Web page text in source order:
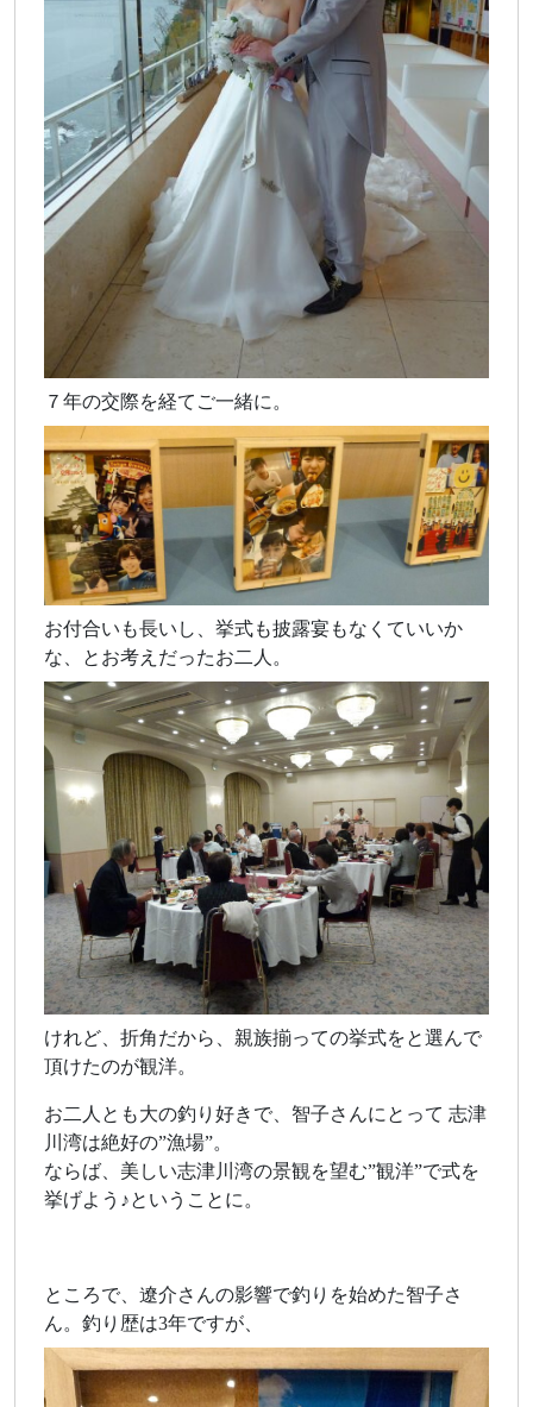
７年の交際を経てご一緒に。
お付合いも長いし、挙式も披露宴もなくていいか
な、とお考えだったお二人。
けれど、折角だから、親族揃っての挙式をと選んで
頂けたのが観洋。
お二人とも大の釣り好きで、智子さんにとって 志津
川湾は絶好の”漁場”。
ならば、美しい志津川湾の景観を望む”観洋”で式を
挙げよう♪ということに。
ところで、遼介さんの影響で釣りを始めた智子さ
ん。釣り歴は3年ですが、